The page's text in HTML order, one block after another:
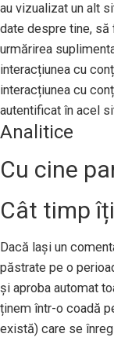
au vizualizat un alt
date despre tine,
urmărirea
interacțiunea cu
interacțiunea cu
autentificat în acel
Analitice
Cu cine
Cât timp
Dacă lași un
păstrate pe o
și aproba automat
ținem într-o coadă
există) care se